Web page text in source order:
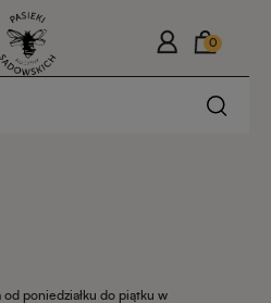
0
od poniedziałku do piątku w